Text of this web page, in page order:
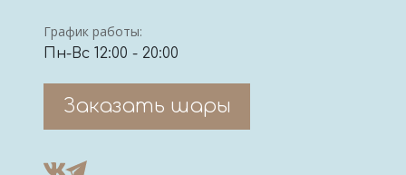
График работы:
Пн-Вс 12:00 - 20:00
Заказать шары